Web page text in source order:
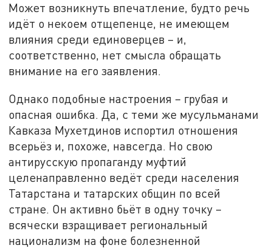
Может возникнуть впечатление, будто речь
идёт о некоем отщепенце, не имеющем
влияния среди единоверцев – и,
соответственно, нет смысла обращать
внимание на его заявления.
Однако подобные настроения – грубая и
опасная ошибка. Да, с теми же мусульманами
Кавказа Мухетдинов испортил отношения
всерьёз и, похоже, навсегда. Но свою
антирусскую пропаганду муфтий
целенаправленно ведёт среди населения
Татарстана и татарских общин по всей
стране. Он активно бьёт в одну точку –
всячески взращивает региональный
национализм на фоне болезненной